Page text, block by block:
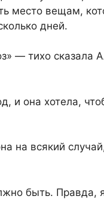
место вещам,
дней.​
— тихо сказала
и она хотела,
на всякий
быть. Правда,